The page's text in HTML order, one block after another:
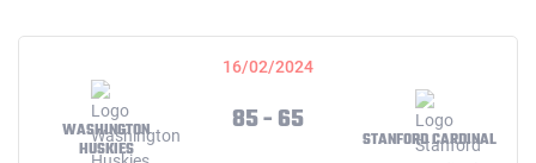
16/02/2024
WASHINGTON
HUSKIES
85 - 65
STANFORD CARDINAL